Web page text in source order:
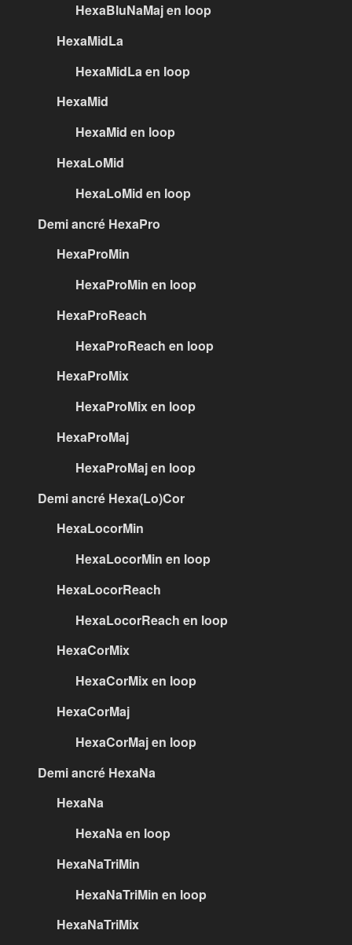
HexaBluNaMaj en loop
HexaMidLa
HexaMidLa en loop
HexaMid
HexaMid en loop
HexaLoMid
HexaLoMid en loop
Demi ancré HexaPro
HexaProMin
HexaProMin en loop
HexaProReach
HexaProReach en loop
HexaProMix
HexaProMix en loop
HexaProMaj
HexaProMaj en loop
Demi ancré Hexa(Lo)Cor
HexaLocorMin
HexaLocorMin en loop
HexaLocorReach
HexaLocorReach en loop
HexaCorMix
HexaCorMix en loop
HexaCorMaj
HexaCorMaj en loop
Demi ancré HexaNa
HexaNa
HexaNa en loop
HexaNaTriMin
HexaNaTriMin en loop
HexaNaTriMix